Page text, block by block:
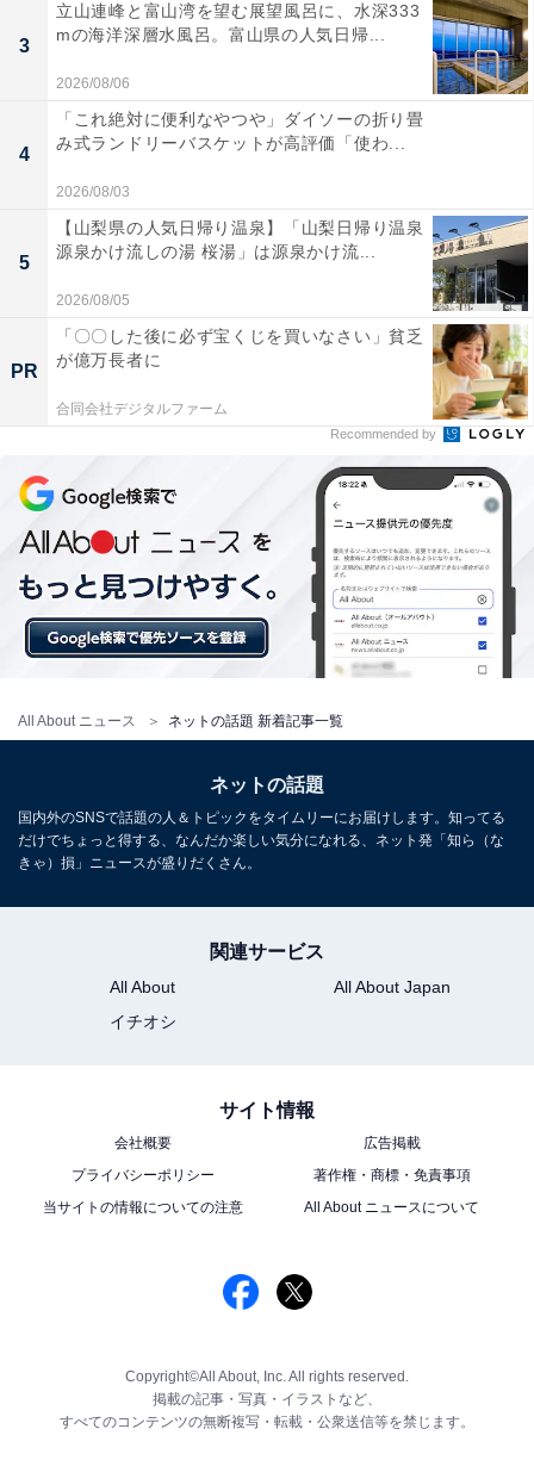
All About ニュース ネットの話題 新着記事一覧
3
立山連峰と富山湾を望む展望風呂に、水深333
mの海洋深層水風呂。富山県の人気日帰...
2026/08/06
4
「これ絶対に便利なやつや」ダイソーの折り畳
み式ランドリーバスケットが高評価「使わ...
2026/08/03
5
【山梨県の人気日帰り温泉】「山梨日帰り温泉
源泉かけ流しの湯 桜湯」は源泉かけ流...
2026/08/05
PR
「〇〇した後に必ず宝くじを買いなさい」貧乏
が億万長者に
合同会社デジタルファーム
Recommended by
ネットの話題
国内外のSNSで話題の人＆トピックをタイムリーにお届けします。知ってる
だけでちょっと得する、なんだか楽しい気分になれる、ネット発「知ら（な
きゃ）損」ニュースが盛りだくさん。
関連サービス
All About
All About Japan
イチオシ
サイト情報
会社概要
広告掲載
プライバシーポリシー
著作権・商標・免責事項
当サイトの情報についての注意
All About ニュースについて
Copyright©All About, Inc. All rights reserved.
掲載の記事・写真・イラストなど、
すべてのコンテンツの無断複写・転載・公衆送信等を禁じます。